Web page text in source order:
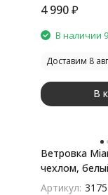
4 990 ₽
В наличии
Доставим 8
В
Ветровка
чехлом,
Артикул: